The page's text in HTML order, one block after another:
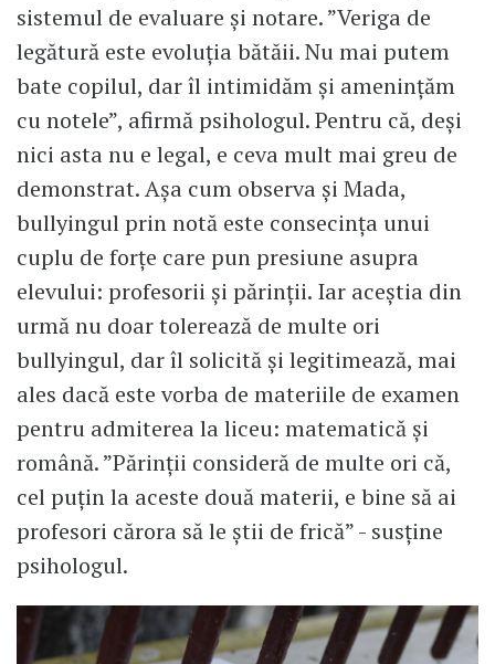
sistemul de evaluare și notare. ”Veriga de
legătură este evoluția bătăii. Nu mai putem
bate copilul, dar îl intimidăm și amenințăm
cu notele”, afirmă psihologul. Pentru că, deși
nici asta nu e legal, e ceva mult mai greu de
demonstrat. Așa cum observa și Mada,
bullyingul prin notă este consecința unui
cuplu de forțe care pun presiune asupra
elevului: profesorii și părinții. Iar aceștia din
urmă nu doar tolerează de multe ori
bullyingul, dar îl solicită și legitimează, mai
ales dacă este vorba de materiile de examen
pentru admiterea la liceu: matematică și
română. ”Părinții consideră de multe ori că,
cel puțin la aceste două materii, e bine să ai
profesori cărora să le știi de frică” - susține
psihologul.